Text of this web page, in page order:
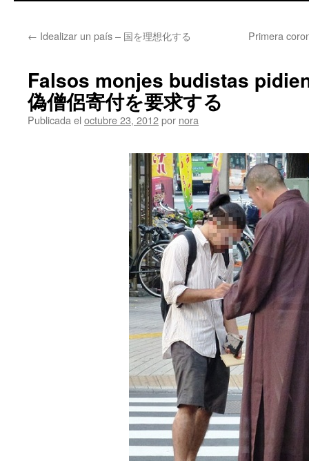
← Idealizar un país – 国を理想化する Primera
Falsos monjes budistas
偽僧侶寄付を要求する
Publicada el octubre 23, 2012por nora